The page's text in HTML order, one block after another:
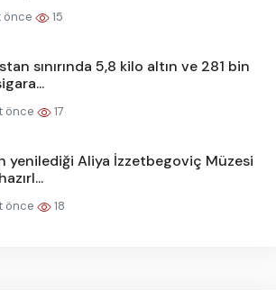
önce 15
sınırında 5,8 kilo altın ve 281 bin
önce 17
yenilediği Aliya İzzetbegoviç Müzesi
önce 18